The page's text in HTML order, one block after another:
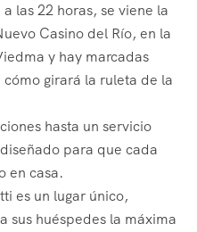
las 22 horas, se viene la
Casino del Río, en la
y hay marcadas
girará la ruleta de la
hasta un servicio
para que cada
en casa.
es un lugar único,
sus huéspedes la máxima